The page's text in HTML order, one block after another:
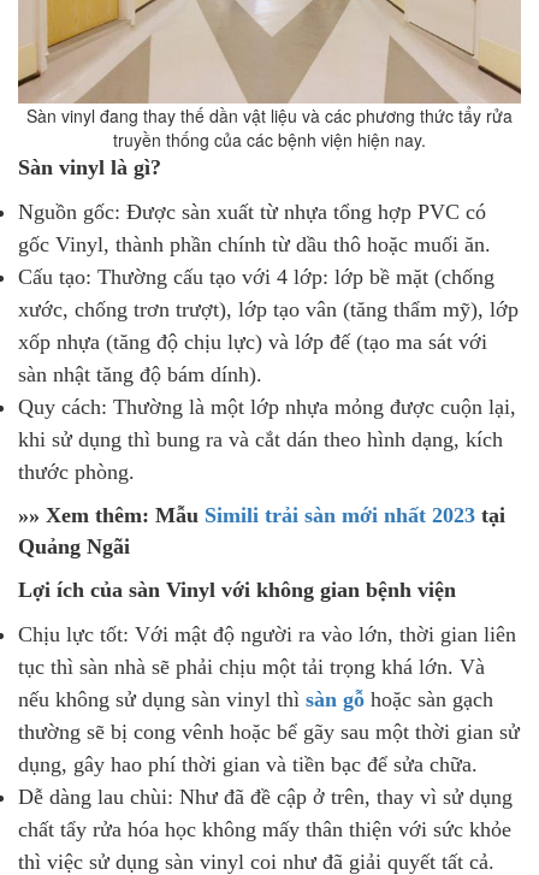
Sàn vinyl đang thay thế dần vật liệu và các phương thức tẩy rửa
truyền thống của các bệnh viện hiện nay.
Sàn vinyl là gì?
Nguồn gốc: Được sàn xuất từ nhựa tổng hợp PVC có
gốc Vinyl, thành phần chính từ dầu thô hoặc muối ăn.
Cấu tạo: Thường cấu tạo với 4 lớp: lớp bề mặt (chống
xước, chống trơn trượt), lớp tạo vân (tăng thẩm mỹ), lớp
xốp nhựa (tăng độ chịu lực) và lớp đế (tạo ma sát với
sàn nhật tăng độ bám dính).
Quy cách: Thường là một lớp nhựa mỏng được cuộn lại,
khi sử dụng thì bung ra và cắt dán theo hình dạng, kích
thước phòng.
»» Xem thêm: Mẫu Simili trải sàn mới nhất 2023 tại
Quảng Ngãi
Lợi ích của sàn Vinyl với không gian bệnh viện
Chịu lực tốt: Với mật độ người ra vào lớn, thời gian liên
tục thì sàn nhà sẽ phải chịu một tải trọng khá lớn. Và
nếu không sử dụng sàn vinyl thì sàn gỗ hoặc sàn gạch
thường sẽ bị cong vênh hoặc bể gãy sau một thời gian sử
dụng, gây hao phí thời gian và tiền bạc để sửa chữa.
Dễ dàng lau chùi: Như đã đề cập ở trên, thay vì sử dụng
chất tẩy rửa hóa học không mấy thân thiện với sức khỏe
thì việc sử dụng sàn vinyl coi như đã giải quyết tất cả.